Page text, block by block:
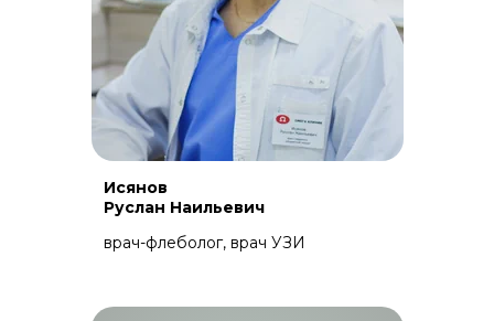
Исянов
Руслан Наильевич
врач-флеболог, врач УЗИ